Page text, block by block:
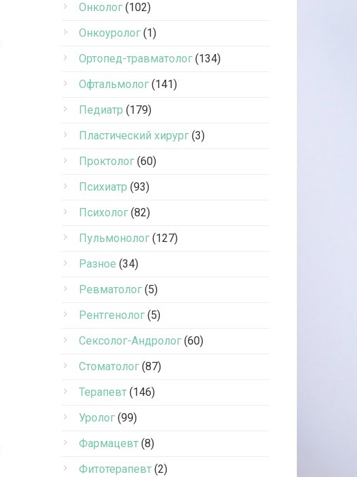
Онколог (102)
Онкоуролог (1)
Ортопед-травматолог (134)
Офтальмолог (141)
Педиатр (179)
Пластический хирург (3)
Проктолог (60)
Психиатр (93)
Психолог (82)
Пульмонолог (127)
Разное (34)
Ревматолог (5)
Рентгенолог (5)
Сексолог-Андролог (60)
Стоматолог (87)
Терапевт (146)
Уролог (99)
Фармацевт (8)
Фитотерапевт (2)